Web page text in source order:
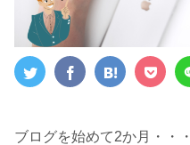
ブログを始めて2か月・・・